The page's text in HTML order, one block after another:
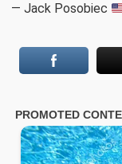
— Jack Posobiec